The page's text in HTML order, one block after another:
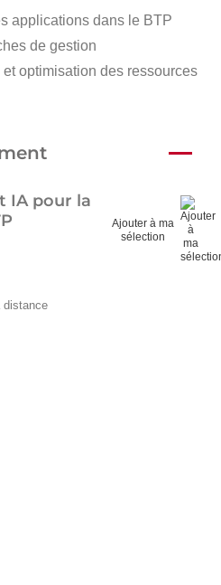
applications dans le BTP
de gestion
optimisation des ressources
IA pour la
Ajouter à ma
sélection
distance